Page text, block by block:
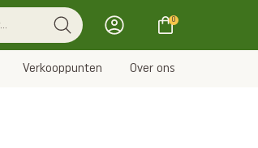
0
Verkooppunten Over ons